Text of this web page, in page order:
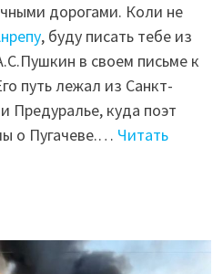
дорогами. Коли не
, буду писать тебе из
в своем письме к
путь лежал из Санкт-
Предуралье, куда поэт
о Пугачеве.… Читать